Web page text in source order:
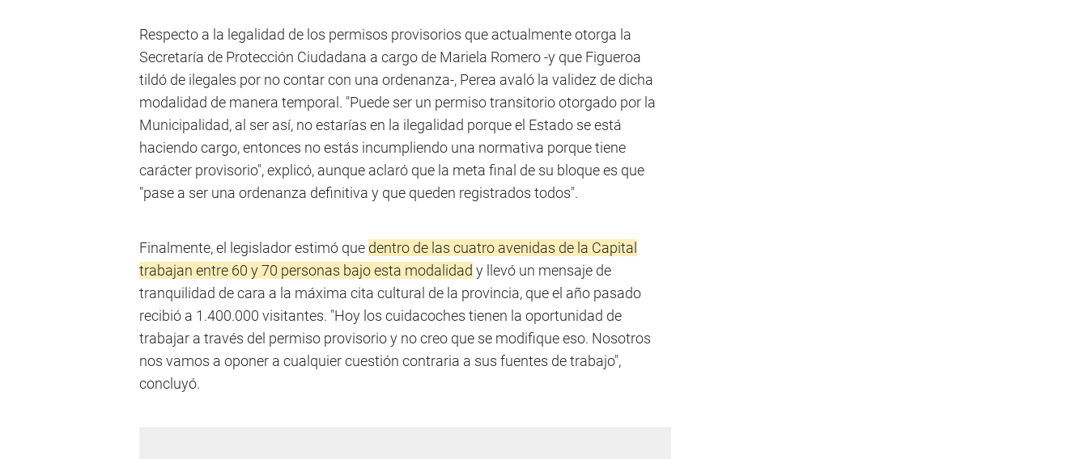
Respecto a la legalidad de los permisos provisorios que actualmente otorga la
Secretaría de Protección Ciudadana a cargo de Mariela Romero -y que Figueroa
tildó de ilegales por no contar con una ordenanza-, Perea avaló la validez de dicha
modalidad de manera temporal. "Puede ser un permiso transitorio otorgado por la
Municipalidad, al ser así, no estarías en la ilegalidad porque el Estado se está
haciendo cargo, entonces no estás incumpliendo una normativa porque tiene
carácter provisorio", explicó, aunque aclaró que la meta final de su bloque es que
"pase a ser una ordenanza definitiva y que queden registrados todos".
Finalmente, el legislador estimó que dentro de las cuatro avenidas de la Capital
trabajan entre 60 y 70 personas bajo esta modalidad y llevó un mensaje de
tranquilidad de cara a la máxima cita cultural de la provincia, que el año pasado
recibió a 1.400.000 visitantes. "Hoy los cuidacoches tienen la oportunidad de
trabajar a través del permiso provisorio y no creo que se modifique eso. Nosotros
nos vamos a oponer a cualquier cuestión contraria a sus fuentes de trabajo",
concluyó.